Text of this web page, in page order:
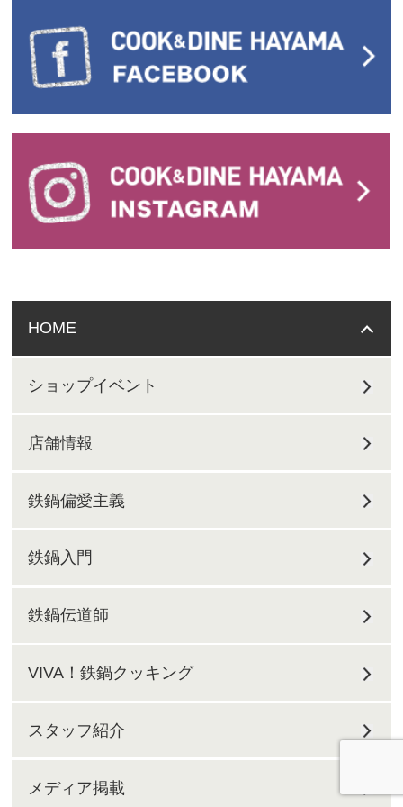
HOME
ショップイベント
店舗情報
鉄鍋偏愛主義
鉄鍋入門
鉄鍋伝道師
VIVA！鉄鍋クッキング
スタッフ紹介
メディア掲載